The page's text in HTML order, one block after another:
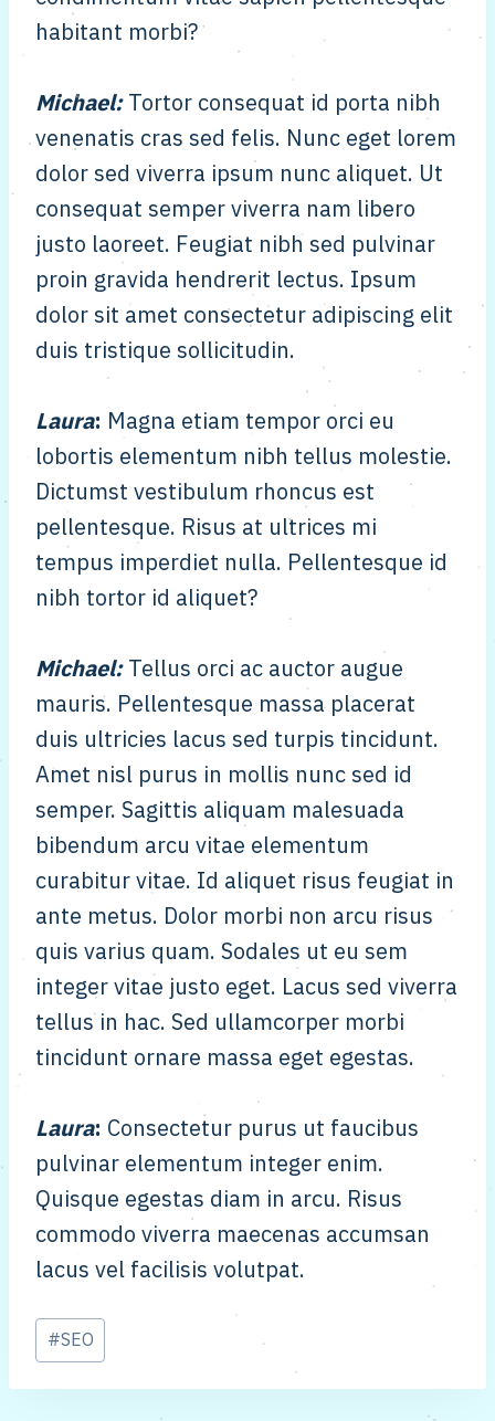
habitant morbi?
Michael:Tortor consequat id porta nibh
venenatis cras sed felis. Nunc eget lorem
dolor sed viverra ipsum nunc aliquet. Ut
consequat semper viverra nam libero
justo laoreet. Feugiat nibh sed pulvinar
proin gravida hendrerit lectus. Ipsum
dolor sit amet consectetur adipiscing elit
duis tristique sollicitudin.
Laura: Magna etiam tempor orci eu
lobortis elementum nibh tellus molestie.
Dictumst vestibulum rhoncus est
pellentesque. Risus at ultrices mi
tempus imperdiet nulla. Pellentesque id
nibh tortor id aliquet?
Michael:Tellus orci ac auctor augue
mauris. Pellentesque massa placerat
duis ultricies lacus sed turpis tincidunt.
Amet nisl purus in mollis nunc sed id
semper. Sagittis aliquam malesuada
bibendum arcu vitae elementum
curabitur vitae. Id aliquet risus feugiat in
ante metus. Dolor morbi non arcu risus
quis varius quam. Sodales ut eu sem
integer vitae justo eget. Lacus sed viverra
tellus in hac. Sed ullamcorper morbi
tincidunt ornare massa eget egestas.
Laura: Consectetur purus ut faucibus
pulvinar elementum integer enim.
Quisque egestas diam in arcu. Risus
commodo viverra maecenas accumsan
lacus vel facilisis volutpat.
Tagi
wpisu:
#SEO